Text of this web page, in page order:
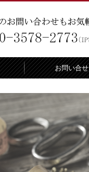
お問い合せ